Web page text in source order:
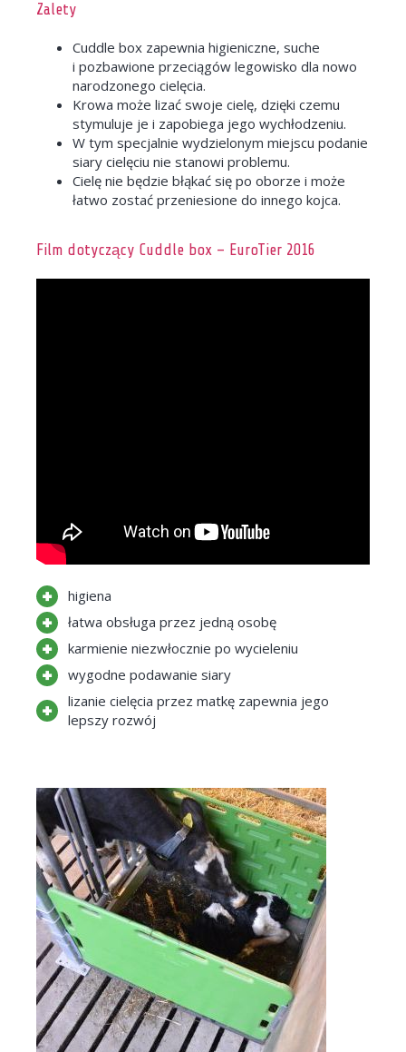
Zalety
Cuddle box zapewnia higieniczne, suche
i pozbawione przeciągów legowisko dla nowo
narodzonego cielęcia.
Krowa może lizać swoje cielę, dzięki czemu
stymuluje je i zapobiega jego wychłodzeniu.
W tym specjalnie wydzielonym miejscu podanie
siary cielęciu nie stanowi problemu.
Cielę nie będzie błąkać się po oborze i może
łatwo zostać przeniesione do innego kojca.
Film dotyczący Cuddle box – EuroTier 2016
higiena
łatwa obsługa przez jedną osobę
karmienie niezwłocznie po wycieleniu
wygodne podawanie siary
lizanie cielęcia przez matkę zapewnia jego
lepszy rozwój